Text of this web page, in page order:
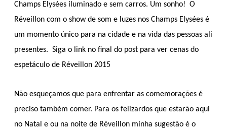
Champs Elysées iluminado e sem carros. Um sonho! O
Réveillon com o show de som e luzes nos Champs Elysées é
um momento único para na cidade e na vida das pessoas ali
presentes. Siga o link no final do post para ver cenas do
espetáculo de Réveillon 2015
Não esqueçamos que para enfrentar as comemorações é
preciso também comer. Para os felizardos que estarão aqui
no Natal e ou na noite de Réveillon minha sugestão é o